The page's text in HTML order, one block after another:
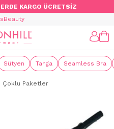
KARGO ÜCRETSİZ
Beauty
Sütyen Tanga Seamless Bra
Çoklu Paketler